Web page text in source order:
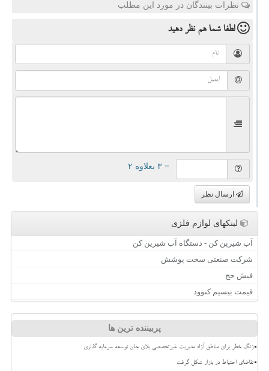
نظرات بینندگان در مورد این مطلب
لطفا شما همنظر دهید
= ۳ بعلاوه ۲
ارسال نظر
لینکهای لوازم فلزی
آب شیرین کن - دستگاه آب شیرین کن
شرکت صنعتی سخت پوشش
فیش حج
قیمت بیسیم کنوود
پربیننده ترین ها
زنگ خطر برای مناطق آزاد مدیریت غیرتخصصی بلای جان توسعه سرمایه گذاری
تقاضای احتیاط در بازار شکل گرفت